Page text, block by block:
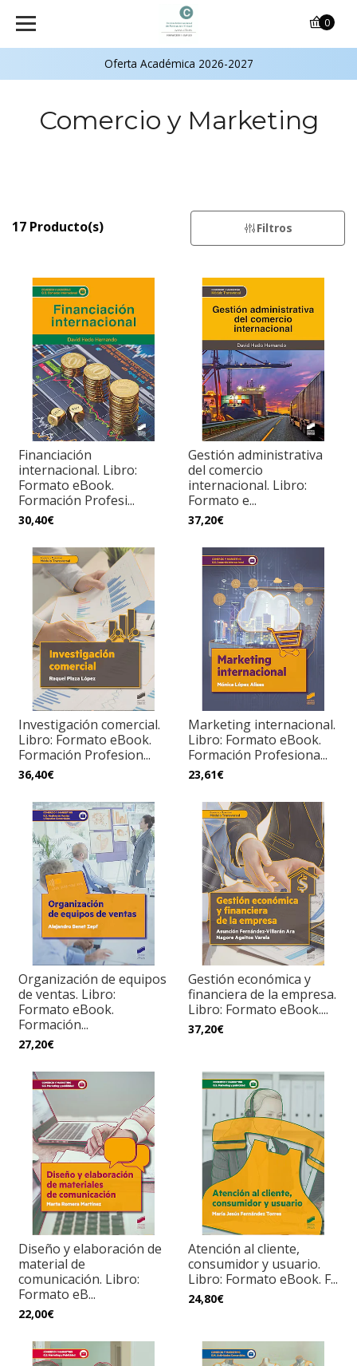
Oferta Académica 2026-2027
0
Comercio y Marketing
17 Producto(s) Filtros
Financiación
internacional. Libro:
Formato eBook.
Formación Profesi...
30,40€
Gestión administrativa
del comercio
internacional. Libro:
Formato e...
37,20€
Investigación comercial.
Libro: Formato eBook.
Formación Profesion...
36,40€
Marketing internacional.
Libro: Formato eBook.
Formación Profesiona...
23,61€
Organización de equipos
de ventas. Libro:
Formato eBook.
Formación...
27,20€
Gestión económica y
financiera de la empresa.
Libro: Formato eBook....
37,20€
Diseño y elaboración de
material de
comunicación. Libro:
Formato eB...
22,00€
Atención al cliente,
consumidor y usuario.
Libro: Formato eBook. F...
24,80€